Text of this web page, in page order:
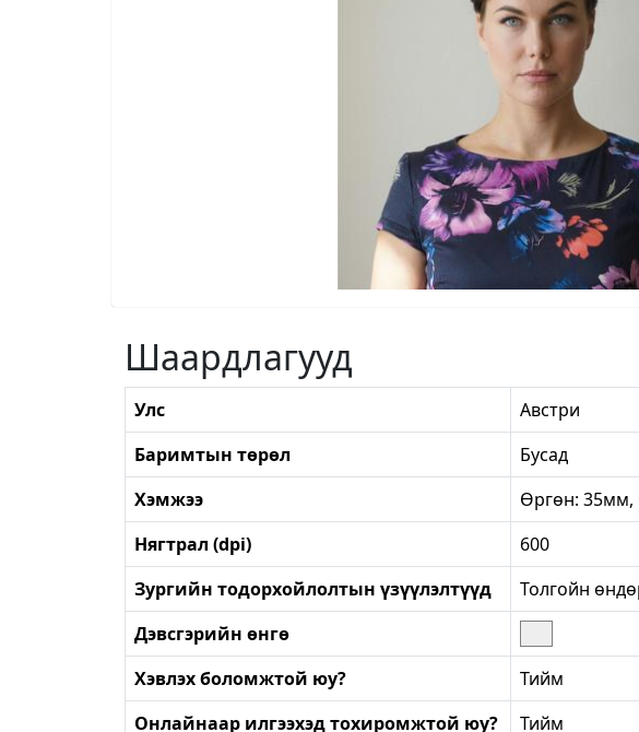
Шаардлагууд
Улс
Австри
Баримтын төрөл
Бусад
Хэмжээ
Өргөн:
Нягтрал (dpi)
600
Зургийн тодорхойлолтын үзүүлэлтүүд
Толгойн
Дэвсгэрийн өнгө
Хэвлэх боломжтой юу?
Тийм
Онлайнаар илгээхэд тохиромжтой юу?
Тийм